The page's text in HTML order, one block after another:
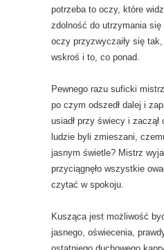
potrzeba to oczy, które
zdolność do utrzymania się
oczy przyzwyczaiły się
wskroś i to, co ponad.
Pewnego razu suficki
po czym odszedł dalej i
usiadł przy świecy i
ludzie byli zmieszani,
jasnym świetle? Mistrz
przyciągnęło wszystkie
czytać w spokoju.
Kusząca jest możliwość
jasnego, oświecenia,
ostatniego duchowego